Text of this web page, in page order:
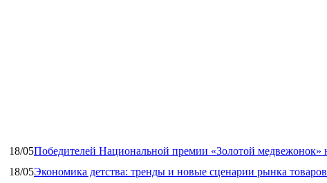
18/05Победителей Национальной премии «Золотой медвежонок»
18/05Экономика детства: тренды и новые сценарии рынка товаров